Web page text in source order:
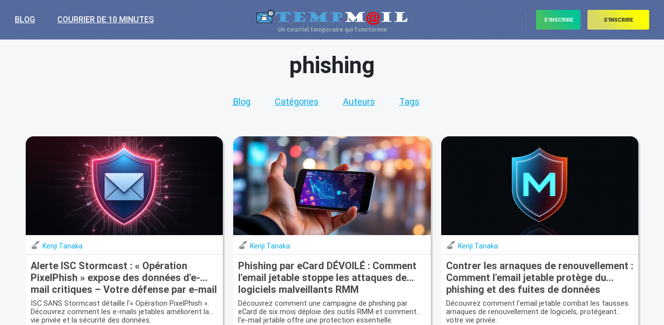
BLOG COURRIER DE 10 MINUTES
Un courriel temporaire qui fonctionne
S'INSCRIRE S'INSCRIRE
phishing
Blog Catégories Auteurs Tags
Kenji Tanaka
Alerte ISC Stormcast : « Opération
PixelPhish » expose des données d'e-
mail critiques – Votre défense par e-mail
jetable
ISC SANS Stormcast détaille l'« Opération PixelPhish ».
Découvrez comment les e-mails jetables améliorent la
vie privée et la sécurité des données.
Kenji Tanaka
Phishing par eCard DÉVOILÉ : Comment
l'email jetable stoppe les attaques de
logiciels malveillants RMM
Découvrez comment une campagne de phishing par
eCard de six mois déploie des outils RMM et comment
l'e-mail jetable offre une protection essentielle.
Kenji Tanaka
Contrer les arnaques de renouvellement :
Comment l'email jetable protège du
phishing et des fuites de données
Découvrez comment l'email jetable combat les fausses
arnaques de renouvellement de logiciels, protégeant
votre vie privée.